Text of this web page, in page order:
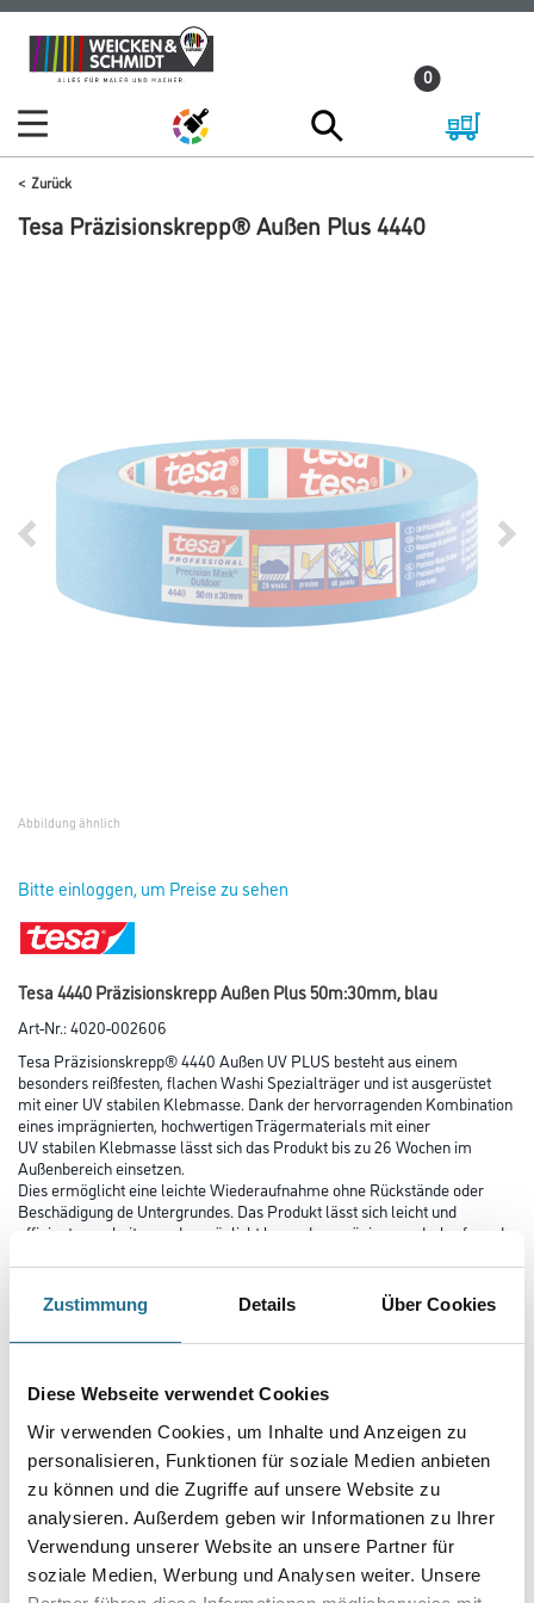
Zustimmung Details Über Cookies
Diese Webseite verwendet Cookies
Wir verwenden Cookies, um Inhalte und Anzeigen zu
personalisieren, Funktionen für soziale Medien anbieten
zu können und die Zugriffe auf unsere Website zu
analysieren. Außerdem geben wir Informationen zu Ihrer
Verwendung unserer Website an unsere Partner für
soziale Medien, Werbung und Analysen weiter. Unsere
Zum
Inhalt
Zum
Navigationsmenü
0
Zurück
Tesa Präzisionskrepp® Außen Plus 4440
Abbildung ähnlich
Bitte einloggen, um Preise zu sehen
Tesa 4440 Präzisionskrepp Außen Plus 50m:30mm, blau
Art-Nr.:4020-002606
Tesa Präzisionskrepp® 4440 Außen UV PLUS besteht aus einem
besonders reißfesten, flachen Washi Spezialträger und ist ausgerüstet
mit einer UV stabilen Klebmasse. Dank der hervorragenden Kombination
eines imprägnierten, hochwertigen Trägermaterials mit einer
UV stabilen Klebmasse lässt sich das Produkt bis zu 26 Wochen im
Außenbereich einsetzen.
Dies ermöglicht eine leichte Wiederaufnahme ohne Rückstände oder
Beschädigung de Untergrundes. Das Produkt lässt sich leicht und
effizient verarbeiten und ermöglicht besonders präzise, randscharfe und
Farbtonbezeichnung
Länge in Millimeter
Breite in millimeter